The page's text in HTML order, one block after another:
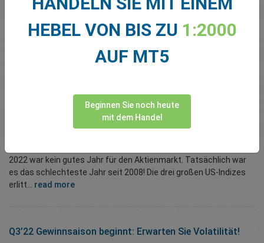
easyMarkets freut sich bekannt zu geben, dass es mit der
2022 war kein gutes Jahr für den Aktienmarkt. Tatsächlich war
es das schlechteste Jahr seit 2008! Die drei großen US-Indizes
erlitt... read more
Q3’22 Gewinnsaison beginnt: Erwarten Sie Volatilität!
HEBEL VON BIS ZU 1:2000
AUF MT5
Beginnen Sie noch heute
mit dem Handel